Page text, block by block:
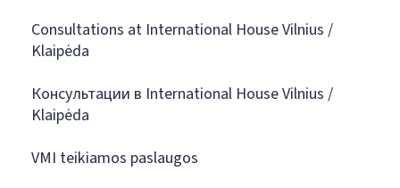
Consultations at International House Vilnius /
Klaipėda
Консультации в International House Vilnius /
Klaipėda
VMI teikiamos paslaugos